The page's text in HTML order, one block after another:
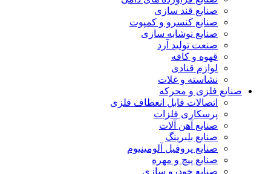
صنایع قند سازی
صنایع کنسرو و کمپوت
صنایع نوشابه سازی
صنعت تولید آرد
قهوه و کافه
لوازم قنادی
نشاسته و غلات
صنایع فلزی و محرکه
اتصالات قابل انعطاف فلزی
پرسکاری فلزات
صنایع آهن آلات
صنایع بلبرینگ
صنایع پروفیل آلومینیوم
صنایع پیچ و مهره
صنایع خودرو سازی